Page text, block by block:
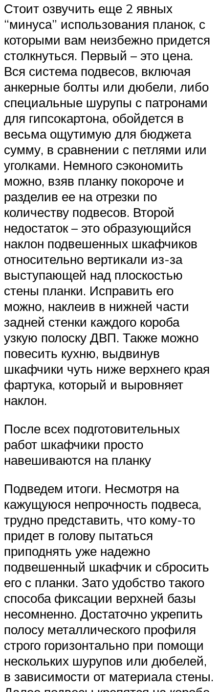
Стоит озвучить еще 2 явных
“минуса” использования планок, с
которыми вам неизбежно придется
столкнуться. Первый – это цена.
Вся система подвесов, включая
анкерные болты или дюбели, либо
специальные шурупы с патронами
для гипсокартона, обойдется в
весьма ощутимую для бюджета
сумму, в сравнении с петлями или
уголками. Немного сэкономить
можно, взяв планку покороче и
разделив ее на отрезки по
количеству подвесов. Второй
недостаток – это образующийся
наклон подвешенных шкафчиков
относительно вертикали из-за
выступающей над плоскостью
стены планки. Исправить его
можно, наклеив в нижней части
задней стенки каждого короба
узкую полоску ДВП. Также можно
повесить кухню, выдвинув
шкафчики чуть ниже верхнего края
фартука, который и выровняет
наклон.
После всех подготовительных
работ шкафчики просто
навешиваются на планку
Подведем итоги. Несмотря на
кажущуюся непрочность подвеса,
трудно представить, что кому-то
придет в голову пытаться
приподнять уже надежно
подвешенный шкафчик и сбросить
его с планки. Зато удобство такого
способа фиксации верхней базы
несомненно. Достаточно укрепить
полосу металлического профиля
строго горизонтально при помощи
нескольких шурупов или дюбелей,
в зависимости от материала стены.